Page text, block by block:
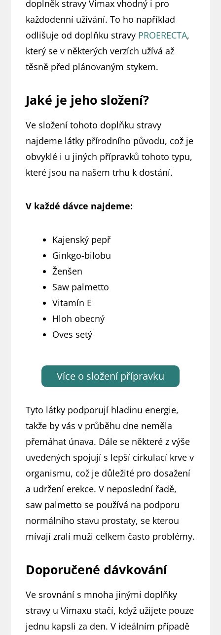
doplněk stravy Vimax vhodný i pro
každodenní užívání. To ho například
odlišuje od doplňku stravy PROERECTA,
který se v některých verzích užívá až
těsně před plánovaným stykem.
Jaké je jeho složení?
Ve složení tohoto doplňku stravy
najdeme látky přírodního původu, což je
obvyklé i u jiných přípravků tohoto typu,
které jsou na našem trhu k dostání.
V každé dávce najdeme:
Kajenský pepř
Ginkgo-bilobu
Ženšen
Saw palmetto
Vitamín E
Hloh obecný
Oves setý
Více o složení přípravku
Tyto látky podporují hladinu energie,
takže by vás v průběhu dne neměla
přemáhat únava. Dále se některé z výše
uvedených spojují s lepší cirkulací krve v
organismu, což je důležité pro dosažení
a udržení erekce. V neposlední řadě,
saw palmetto se používá na podporu
normálního stavu prostaty, se kterou
mívají zralí muži celkem často problémy.
Doporučené dávkování
Ve srovnání s mnoha jinými doplňky
stravy u Vimaxu stačí, když užijete pouze
jednu kapsli za den. V ideálním případě